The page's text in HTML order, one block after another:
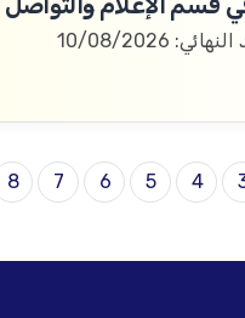
10/08/2026
4
5
6
7
8